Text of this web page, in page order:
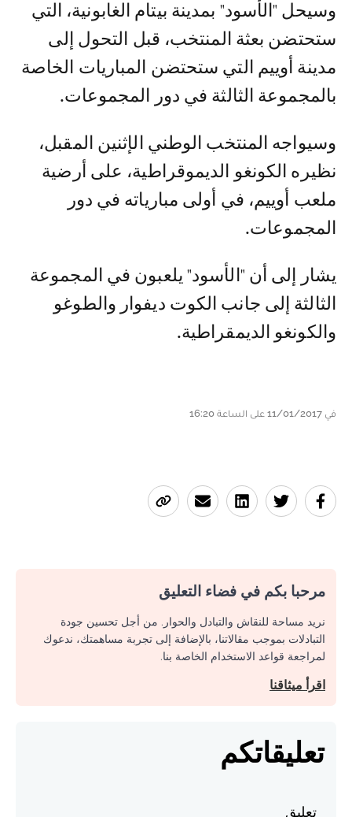
وسيحل "الأسود" بمدينة بيتام الغابونية، التي
ستحتضن بعثة المنتخب، قبل التحول إلى
مدينة أوييم التي ستحتضن المباريات الخاصة
بالمجموعة الثالثة في دور المجموعات.
وسيواجه المنتخب الوطني الإثنين المقبل،
نظيره الكونغو الديموقراطية، على أرضية
ملعب أوييم، في أولى مبارياته في دور
المجموعات.
يشار إلى أن "الأسود" يلعبون في المجموعة
الثالثة إلى جانب الكوت ديفوار والطوغو
والكونغو الديمقراطية.
في 11/01/2017 على الساعة 16:20
مرحبا بكم في فضاء التعليق
نريد مساحة للنقاش والتبادل والحوار. من أجل تحسين جودة
التبادلات بموجب مقالاتنا، بالإضافة إلى تجربة مساهمتك، ندعوك
لمراجعة قواعد الاستخدام الخاصة بنا.
اقرأ ميثاقنا
تعليقاتكم
تعليق